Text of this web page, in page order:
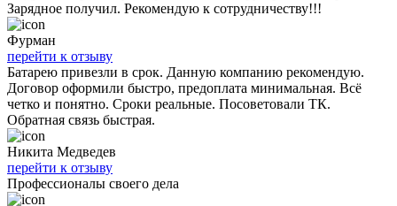
Зарядное получил. Рекомендую к сотрудничеству!!!
Фурман
перейти к отзыву
Батарею привезли в срок. Данную компанию рекомендую.
Договор оформили быстро, предоплата минимальная. Всё
четко и понятно. Сроки реальные. Посоветовали ТК.
Обратная связь быстрая.
Никита Медведев
перейти к отзыву
Профессионалы своего дела